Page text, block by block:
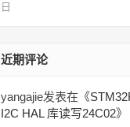
日
近期评论
yangajie发表在《
I2C HAL 库读写24C02》